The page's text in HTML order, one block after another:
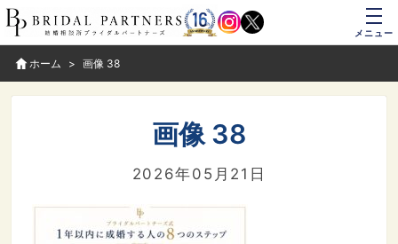
メニュー
ホーム 画像 38
画像 38
2026年05月21日